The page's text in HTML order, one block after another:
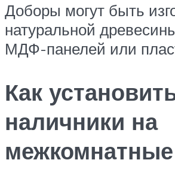
Доборы могут быть
натуральной
МДФ-панелей или
Как
наличники на